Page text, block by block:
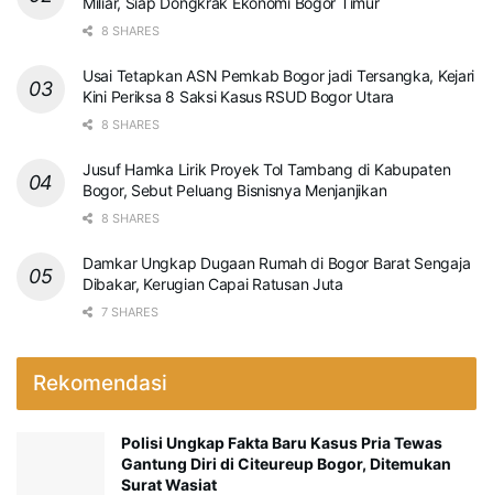
8 SHARES
Usai Tetapkan ASN Pemkab Bogor jadi Tersangka, Kejari
Kini Periksa 8 Saksi Kasus RSUD Bogor Utara
8 SHARES
Jusuf Hamka Lirik Proyek Tol Tambang di Kabupaten
Bogor, Sebut Peluang Bisnisnya Menjanjikan
8 SHARES
Damkar Ungkap Dugaan Rumah di Bogor Barat Sengaja
Dibakar, Kerugian Capai Ratusan Juta
7 SHARES
Rekomendasi
Polisi Ungkap Fakta Baru Kasus Pria Tewas
Gantung Diri di Citeureup Bogor, Ditemukan
Surat Wasiat